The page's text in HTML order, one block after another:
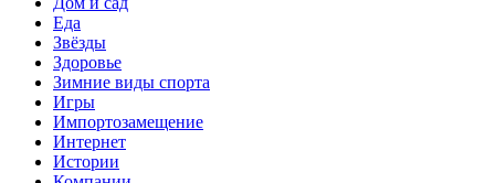
Еда
Звёзды
Здоровье
Зимние виды спорта
Игры
Импортозамещение
Интернет
Истории